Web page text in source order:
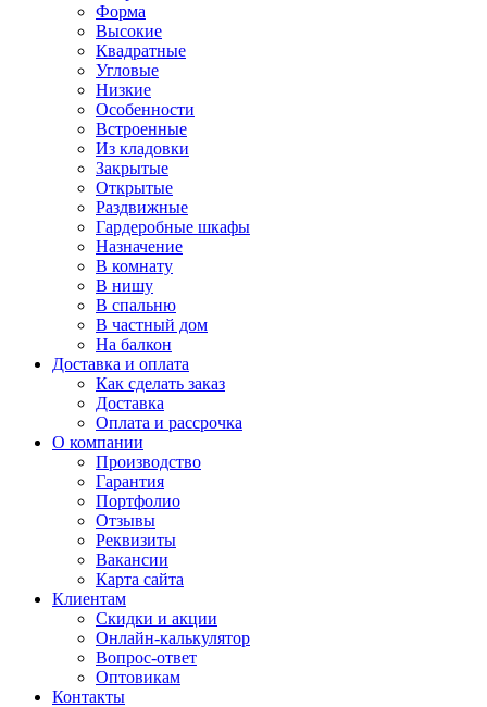
Форма
Высокие
Квадратные
Угловые
Низкие
Особенности
Встроенные
Из кладовки
Закрытые
Открытые
Раздвижные
Гардеробные шкафы
Назначение
В комнату
В нишу
В спальню
В частный дом
На балкон
Доставка и оплата
Как сделать заказ
Доставка
Оплата и рассрочка
О компании
Производство
Гарантия
Портфолио
Отзывы
Реквизиты
Вакансии
Карта сайта
Клиентам
Скидки и акции
Онлайн-калькулятор
Вопрос-ответ
Оптовикам
Контакты